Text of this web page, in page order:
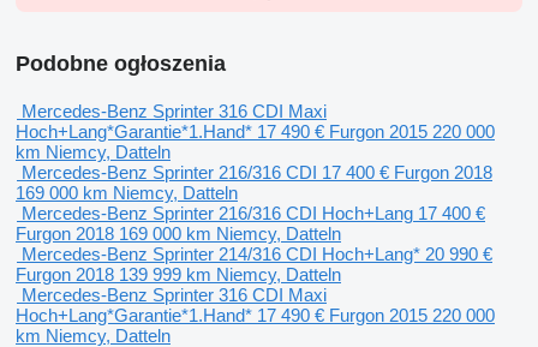
Podobne ogłoszenia
Mercedes-Benz Sprinter 316 CDI Maxi
Hoch+Lang*Garantie*1.Hand* 17 490 € Furgon 2015 220 000
km Niemcy, Datteln
Mercedes-Benz Sprinter 216/316 CDI 17 400 € Furgon 2018
169 000 km Niemcy, Datteln
Mercedes-Benz Sprinter 216/316 CDI Hoch+Lang 17 400 €
Furgon 2018 169 000 km Niemcy, Datteln
Mercedes-Benz Sprinter 214/316 CDI Hoch+Lang* 20 990 €
Furgon 2018 139 999 km Niemcy, Datteln
Mercedes-Benz Sprinter 316 CDI Maxi
Hoch+Lang*Garantie*1.Hand* 17 490 € Furgon 2015 220 000
km Niemcy, Datteln